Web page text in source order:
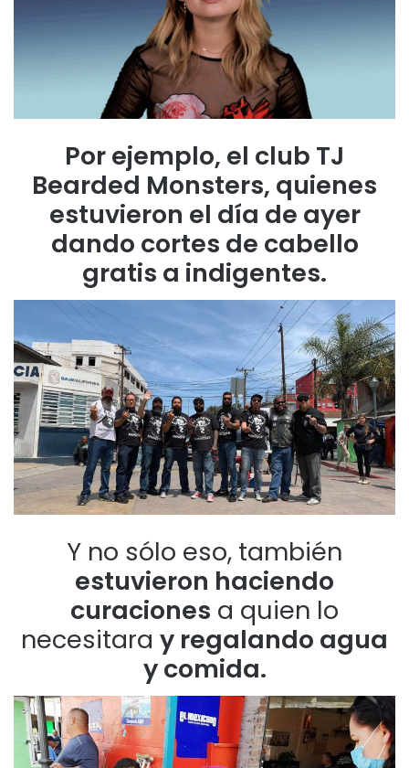
Por ejemplo, el club TJ
Bearded Monsters, quienes
estuvieron el día de ayer
dando cortes de cabello
gratis a indigentes.
Y no sólo eso, también
estuvieron haciendo
curaciones a quien lo
necesitara y regalando agua
y comida.